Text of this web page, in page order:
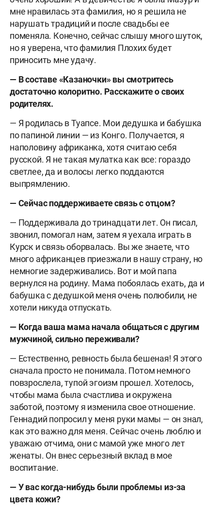
мне нравилась эта фамилия, но я решила не
нарушать традиций и после свадьбы ее
поменяла. Конечно, сейчас слышу много шуток,
но я уверена, что фамилия Плохих будет
приносить мне удачу.
— В составе «Казаночки» вы смотритесь
достаточно колоритно. Расскажите о своих
родителях.
— Я родилась в Туапсе. Мои дедушка и бабушка
по папиной линии — из Конго. Получается, я
наполовину африканка, хотя считаю себя
русской. Я не такая мулатка как все: гораздо
светлее, да и волосы легко поддаются
выпрямлению.
— Сейчас поддерживаете связь с отцом?
— Поддерживала до тринадцати лет. Он писал,
звонил, помогал нам, затем я уехала играть в
Курск и связь оборвалась. Вы же знаете, что
много африканцев приезжали в нашу страну, но
немногие задерживались. Вот и мой папа
вернулся на родину. Мама побоялась ехать, да и
бабушка с дедушкой меня очень полюбили, не
хотели никуда отпускать.
— Когда ваша мама начала общаться с другим
мужчиной, сильно переживали?
— Естественно, ревность была бешеная! Я этого
сначала просто не понимала. Потом немного
повзрослела, тупой эгоизм прошел. Хотелось,
чтобы мама была счастлива и окружена
заботой, поэтому я изменила свое отношение.
Геннадий попросил у меня руки мамы — он знал,
как это важно для меня. Сейчас очень люблю и
уважаю отчима, они с мамой уже много лет
женаты. Он внес серьезный вклад в мое
воспитание.
— У вас когда-нибудь были проблемы из-за
цвета кожи?